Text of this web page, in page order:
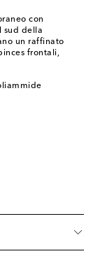
con
sud della
un raffinato
frontali,